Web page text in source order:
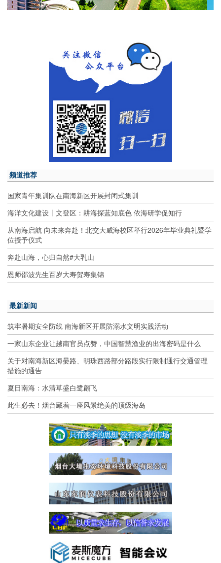
频道推荐
国家青年集训队在南海新区开展封闭式集训
海洋文化建设丨文登区：耕海探蓝知底色 依海研学促知行
从南海启航 向未来奔赴！北交大威海校区举行2026年毕业典礼暨学
位授予仪式
奔赴山海，心归自然#大乳山
恩师邵波先生百岁大寿贺寿集锦
最新新闻
筑牢暑期安全防线 南海新区开展防溺水文明实践活动
一家山东企业让越南官员点赞，中国智慧渔业的出海密码是什么
关于对南海新区海晏路、明珠西路部分路段实行限制通行交通管理
措施的通告
夏日南海：水清草盛白鹭翩飞
此生必去！烟台藏着一座风景绝美的顶级海岛